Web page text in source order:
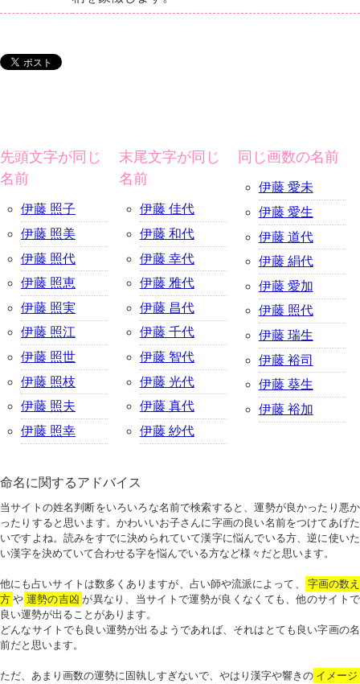
先頭文字が同じ
名前
伊藤 照子
伊藤 照美
伊藤 照代
伊藤 照恵
伊藤 照実
伊藤 照江
伊藤 照世
伊藤 照枝
伊藤 照夫
伊藤 照幸
末尾文字が同じ
名前
伊藤 佳代
伊藤 和代
伊藤 幸代
伊藤 雅代
伊藤 昌代
伊藤 千代
伊藤 智代
伊藤 光代
伊藤 真代
伊藤 紗代
同じ画数の名前
伊藤 愛未
伊藤 愛生
伊藤 道代
伊藤 絹代
伊藤 愛加
伊藤 照代
伊藤 瑞生
伊藤 裕司
伊藤 葵生
伊藤 裕加
命名に関するアドバイス
当サイトの姓名判断をいろいろな名前で検索すると、運勢が良かったり悪か
ったりすると思います。かわいいお子さんに字画の良い名前をつけてあげた
いですよね。読みをすでに決められていて漢字に悩んでいる方、逆に使いた
い漢字を決めていて合わせる字を悩んでいる方など様々だと思います。
他にも占いサイトは数多くありますが、占い師や流派によって、
字画の数え
方 や 運勢の吉凶 が異なり、当サイトで運勢が良くなくても、他のサイトで
良い運勢が出ることがあります。
どんなサイトでも良い運勢が出るようであれば、それはとても良い字画の名
前だと思います。
ただ、あまり画数の運勢に固執しすぎないで、やはり漢字や響きの イメージ